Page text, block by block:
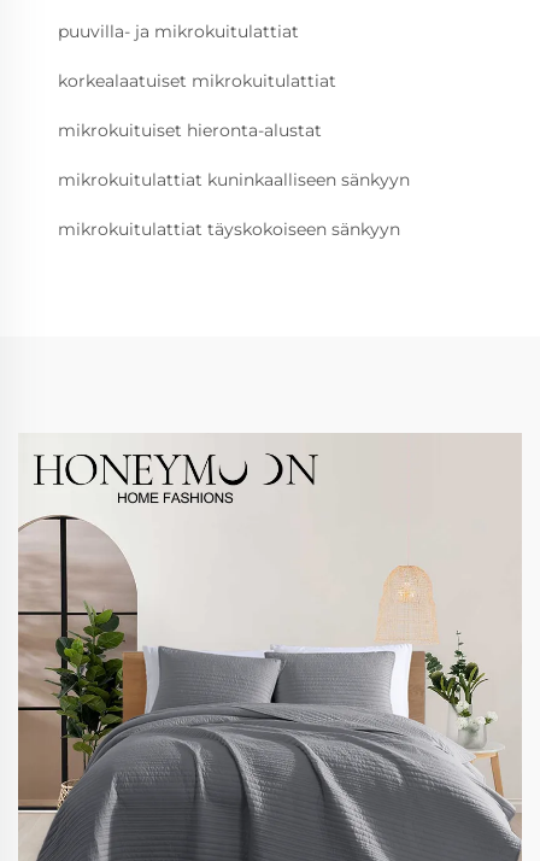
puuvilla- ja mikrokuitulattiat
korkealaatuiset mikrokuitulattiat
mikrokuituiset hieronta-alustat
mikrokuitulattiat kuninkaalliseen sänkyyn
mikrokuitulattiat täyskokoiseen sänkyyn